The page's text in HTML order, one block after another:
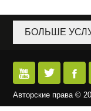
БОЛЬШЕ
  
Авторские права ©